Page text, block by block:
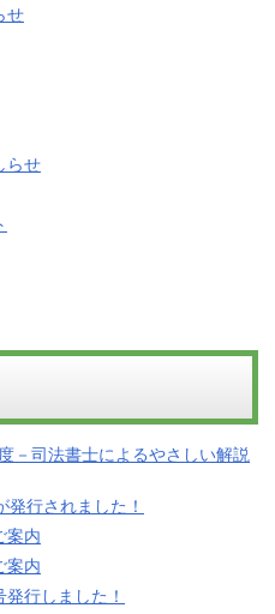
せ
らせ
－司法書士によるやさしい解説
行されました！
案内
案内
行しました！